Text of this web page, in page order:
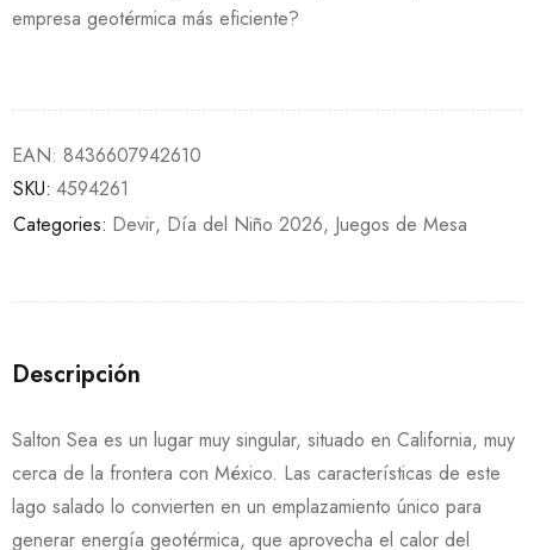
empresa geotérmica más eficiente?
EAN: 8436607942610
SKU: 4594261
Categories: Devir, Día del Niño 2026, Juegos de Mesa
Descripción
Salton Sea es un lugar muy singular, situado en California, muy
cerca de la frontera con México. Las características de este
lago salado lo convierten en un emplazamiento único para
generar energía geotérmica, que aprovecha el calor del